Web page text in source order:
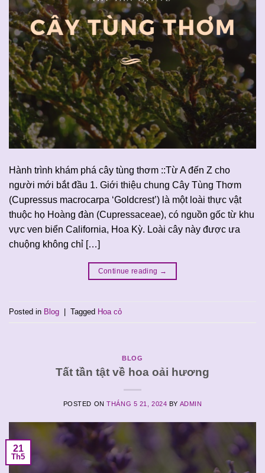
Hành trình khám phá cây tùng thơm ::Từ A đến Z cho
người mới bắt đầu 1. Giới thiệu chung Cây Tùng Thơm
(Cupressus macrocarpa ‘Goldcrest’) là một loài thực vật
thuộc họ Hoàng đàn (Cupressaceae), có nguồn gốc từ khu
vực ven biển California, Hoa Kỳ. Loài cây này được ưa
chuộng không chỉ […]
Continue reading →
Posted in Blog | Tagged Hoa cỏ
BLOG
Tất tần tật về hoa oải hương
POSTED ONTHÁNG 5 21, 2024 BY ADMIN
21
Th5